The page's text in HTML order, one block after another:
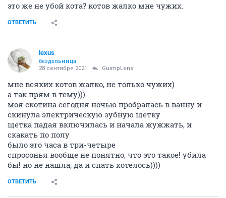
это же не убой кота? котов жалко мне чужих.
ОТВЕТИТЬ
lexus
бездельница
28 сентября 2021 GuimpLena
мне всяких котов жалко, не только чужих)
а так прям в тему)))
моя скотина сегодня ночью пробралась в ванну и
скинула электрическую зубную щетку
щетка падая включилась и начала жужжать, и
скакать по полу
было это часа в три-четыре
спросонья вообще не понятно, что это такое! убила
бы! но не нашла, да и спать хотелось))))
ОТВЕТИТЬ